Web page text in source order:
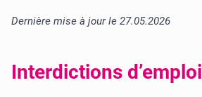
Dernière mise à jour le 27.05.2026
Interdictions d’emploi